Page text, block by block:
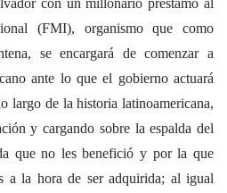
(FMI), organismo que como
se encargará de comenzar a
ante lo que el gobierno actuará
largo de la historia latinoamericana,
y cargando sobre la espalda del
que no les benefició y por la que
a la hora de ser adquirida; al igual